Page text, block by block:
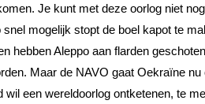
Je kunt met deze oorlog niet
mogelijk stopt de boel kapot te
hebben Aleppo aan flarden
Maar de NAVO gaat Oekraïne
een wereldoorlog ontketenen, te